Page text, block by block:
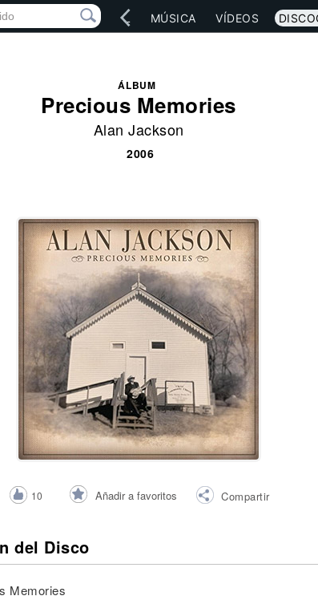
RED SOCIAL MÚSICA VÍDEOS
ÁLBUM
Precious Memories
Alan Jackson
2006
10 Añadir a favoritos Compartir
del Disco
Memories